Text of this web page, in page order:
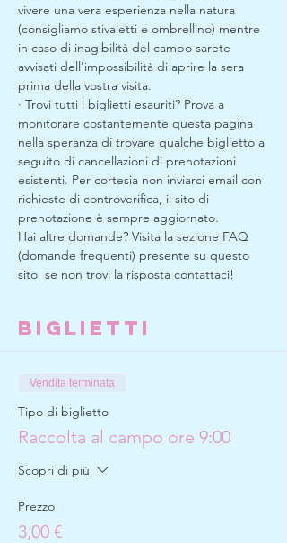
vivere una vera esperienza nella natura
(consigliamo stivaletti e ombrellino) mentre
in caso di inagibilità del campo sarete
avvisati dell'impossibilità di aprire la sera
prima della vostra visita.
· Trovi tutti i biglietti esauriti? Prova a
monitorare costantemente questa pagina
nella speranza di trovare qualche biglietto a
seguito di cancellazioni di prenotazioni
esistenti. Per cortesia non inviarci email con
richieste di controverifica, il sito di
prenotazione è sempre aggiornato.
Hai altre domande? Visita la sezione FAQ
(domande frequenti) presente su questo
sito  se non trovi la risposta contattaci!
Biglietti
Vendita terminata
Tipo di biglietto
Raccolta al campo ore 9:00
Scopri di più
Prezzo
3,00 €